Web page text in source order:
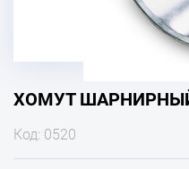
ХОМУТ
Код: 0520